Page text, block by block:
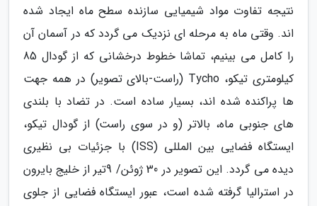
نتیجه تفاوت مواد شیمیایی سازنده سطح ماه ایجاد شده
اند. وقتی ماه به مرحله ای نزدیک می گردد که در آسمان آن
را کامل می بینیم، تماشا خطوط درخشانی که از گودال 85
کیلومتری تیکو، Tycho (راست-بالای تصویر) در همه جهت
ها پراکنده شده اند، بسیار ساده است. در تضاد با بلندی
های جنوبی ماه، بالاتر (و در سوی راست) از گودال تیکو،
ایستگاه فضایی بین المللی (ISS) با جزئیات بی نظیری
دیده می گردد. این تصویر در 30 ژوئن/ 9تیر از خلیج بایرون
در استرالیا گرفته شده است، عبور ایستگاه فضایی از جلوی